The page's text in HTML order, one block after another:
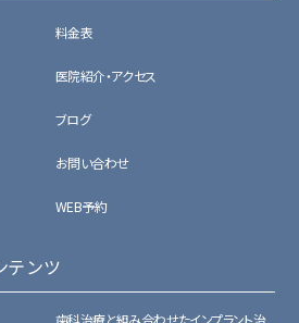
料金表
医院紹介・アクセス
ブログ
お問い合わせ
WEB予約
テンツ
歯科治療と組み合わせたインプラント治